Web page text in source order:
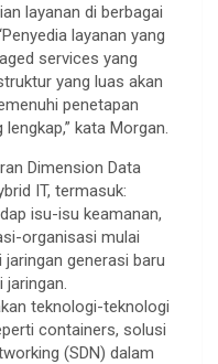
layanan di berbagai
layanan yang
services yang
yang luas akan
penetapan
kata Morgan.
Dimension Data
IT, termasuk:
isu-isu keamanan,
organisasi mulai
generasi baru
jaringan.
teknologi-teknologi
containers, solusi
(SDN) dalam